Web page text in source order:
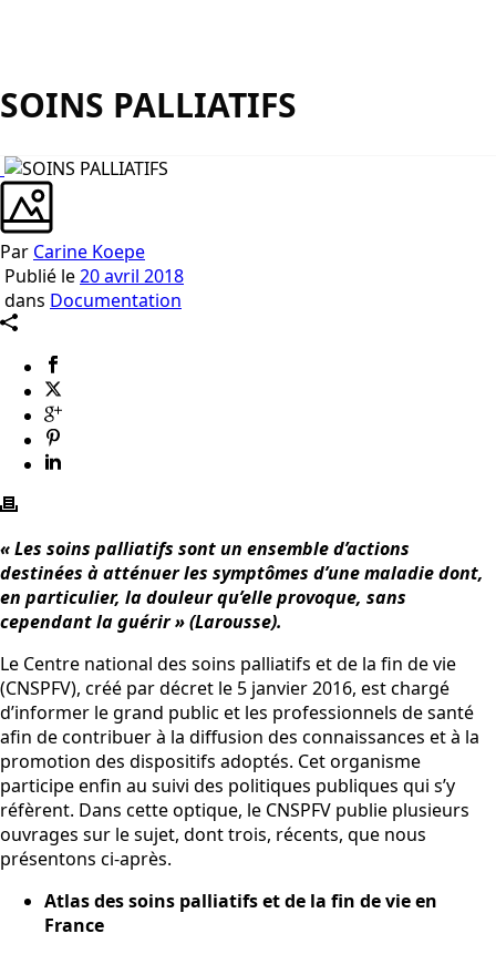
SOINS PALLIATIFS
Par Carine Koepe
Publié le20 avril 2018
dans Documentation
« Les soins palliatifs sont un ensemble d’actions
destinées à atténuer les symptômes d’une maladie dont,
en particulier, la douleur qu’elle provoque, sans
cependant la guérir » (Larousse).
Le Centre national des soins palliatifs et de la fin de vie
(CNSPFV), créé par décret le 5 janvier 2016, est chargé
d’informer le grand public et les professionnels de santé
afin de contribuer à la diffusion des connaissances et à la
promotion des dispositifs adoptés. Cet organisme
participe enfin au suivi des politiques publiques qui s’y
réfèrent. Dans cette optique, le CNSPFV publie plusieurs
ouvrages sur le sujet, dont trois, récents, que nous
présentons ci-après.
Atlas des soins palliatifs et de la fin de vie en
France